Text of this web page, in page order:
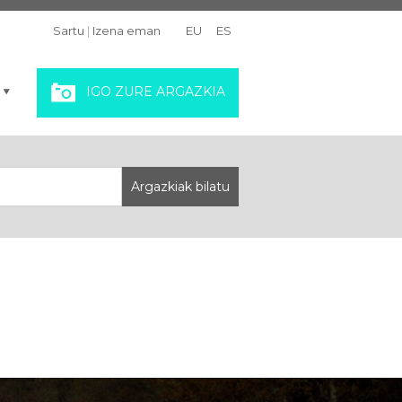
Sartu | Izena eman EU ES
IGO ZURE ARGAZKIA